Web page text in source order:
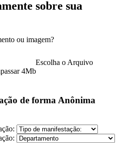
sobre sua
ou imagem?
Escolha o Arquivo
4Mb
de forma Anônima